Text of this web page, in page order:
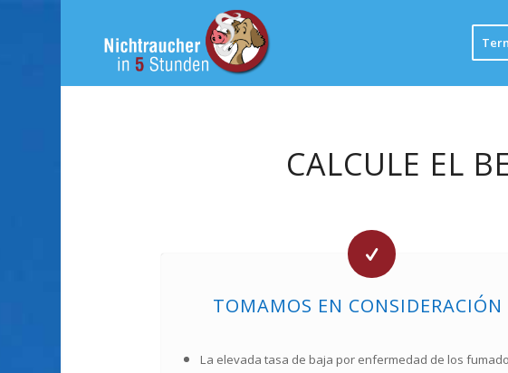
CALCULE EL
TOMAMOS EN CONSIDERACIÓN
La elevada tasa de baja por enfermedad de los